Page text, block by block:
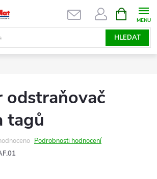
HLEDAT
NÁKUPNÍ
KOŠÍK
odstraňovač
tagů
Podrobnosti hodnocení